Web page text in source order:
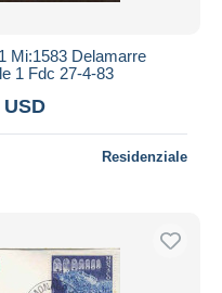
Mi:1583 Delamarre
1 Fdc 27-4-83
USD
Residenziale